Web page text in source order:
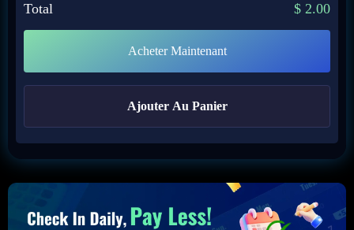
Total $ 2.00
Acheter Maintenant
Ajouter Au Panier